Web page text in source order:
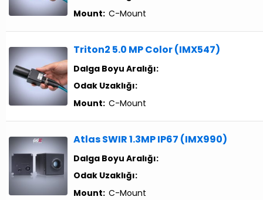
Mount: C-Mount
Triton2 5.0 MP Color (IMX547)
Dalga Boyu Aralığı:
Odak Uzaklığı:
Mount: C-Mount
Atlas SWIR 1.3MP IP67 (IMX990)
Dalga Boyu Aralığı:
Odak Uzaklığı:
Mount: C-Mount